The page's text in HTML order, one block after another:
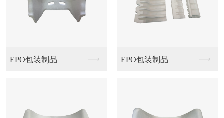
头盔包装制品 头盔包装制品